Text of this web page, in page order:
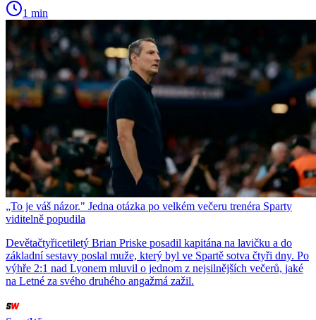
1 min
„To je váš názor." Jedna otázka po velkém večeru trenéra Sparty
viditelně popudila
Devětačtyřicetiletý Brian Priske posadil kapitána na lavičku a do
základní sestavy poslal muže, který byl ve Spartě sotva čtyři dny. Po
výhře 2:1 nad Lyonem mluvil o jednom z nejsilnějších večerů, jaké
na Letné za svého druhého angažmá zažil.